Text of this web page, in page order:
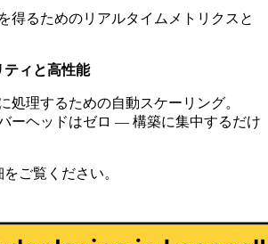
得るためのリアルタイムメトリクスと
ティと高性能
処理するための自動スケーリング。
ーヘッドはゼロ — 構築に集中するだけ
ご覧ください。